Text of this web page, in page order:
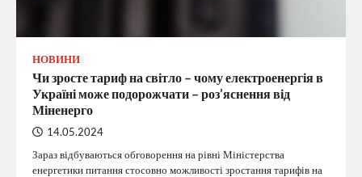
НОВИНИ
Чи зросте тариф на світло – чому електроенергія в
Україні може подорожчати – роз’яснення від
Міненерго
14.05.2024
Зараз відбуваються обговорення на рівні Міністерства
енергетики питання стосовно можливості зростання тарифів на